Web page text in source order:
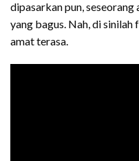
dipasarkan pun,
yang bagus. Nah, di sinilah
amat terasa.